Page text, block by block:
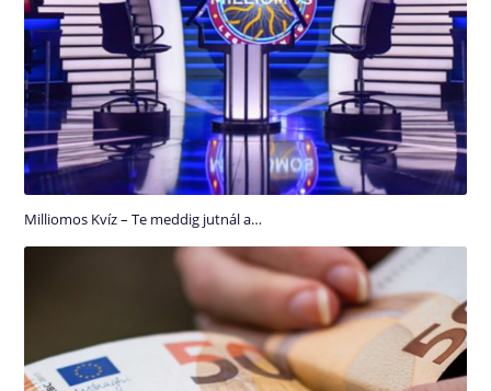
Milliomos Kvíz – Te meddig jutnál a…